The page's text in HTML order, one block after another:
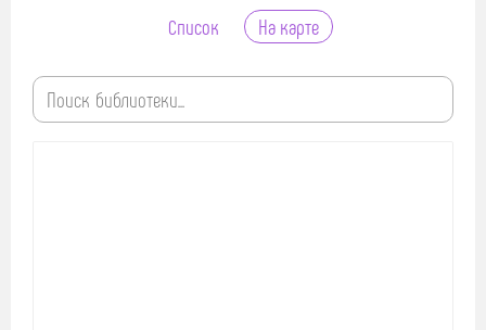
Список На карте